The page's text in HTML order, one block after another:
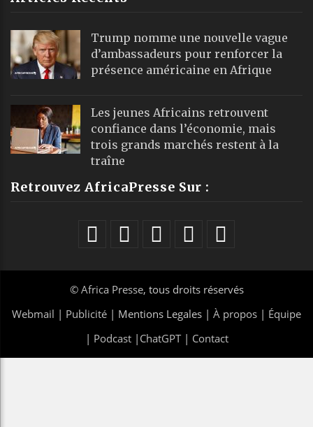
Trump nomme une nouvelle vague
d’ambassadeurs pour renforcer la
présence américaine en Afrique
Les jeunes Africains retrouvent
confiance dans l’économie, mais
trois grands marchés restent à la
traîne
Retrouvez AfricaPresse Sur :
© Africa Presse, tous droits réservés
Webmail | Publicité | Mentions Legales | À propos | Équipe
| Podcast| ChatGPT| Contact